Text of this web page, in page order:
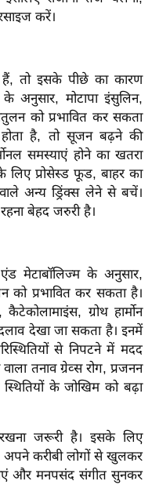
करें।
तो इसके पीछे का कारण
अनुसार, मोटापा इंसुलिन,
को प्रभावित कर सकता
है, तो सूजन बढ़ने की
समस्याएं होने का खतरा
प्रोसेस्ड फूड, बाहर का
अन्य ड्रिंक्स लेने से बचें।
बेहद जरुरी है।
मेटाबॉलिज्म के अनुसार,
को प्रभावित कर सकता है।
ग्रोथ हार्मोन
देखा जा सकता है। इनमें
से निपटने में मदद
तनाव ग्रेव्स रोग, प्रजनन
के जोखिम को बढ़ा
रखना जरूरी है। इसके लिए
अपने करीबी लोगों से खुलकर
और मनपसंद संगीत सुनकर